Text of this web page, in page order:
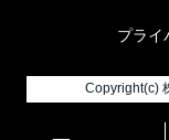
プライ
Copyright(c)